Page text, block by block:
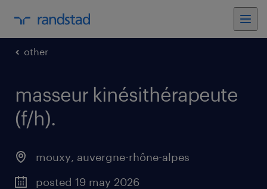
other
masseur kinésithérapeute
(f/h).
mouxy, auvergne-rhône-alpes
posted 19 may 2026